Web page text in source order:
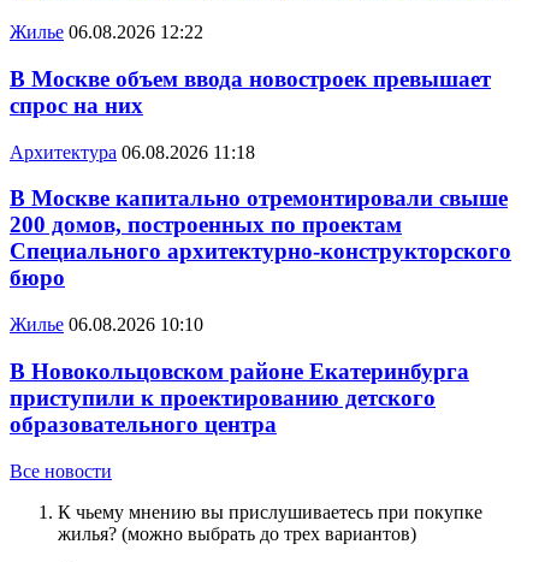
Жилье 06.08.2026 12:22
В Москве объем ввода новостроек превышает
спрос на них
Архитектура 06.08.2026 11:18
В Москве капитально отремонтировали свыше
200 домов, построенных по проектам
Специального архитектурно-конструкторского
бюро
Жилье 06.08.2026 10:10
В Новокольцовском районе Екатеринбурга
приступили к проектированию детского
образовательного центра
Все новости
К чьему мнению вы прислушиваетесь при покупке
жилья? (можно выбрать до трех вариантов)